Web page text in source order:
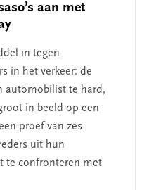
aan met
in tegen
in het verkeer: de
automobilist te hard,
in beeld op een
proef van zes
uit hun
te confronteren met